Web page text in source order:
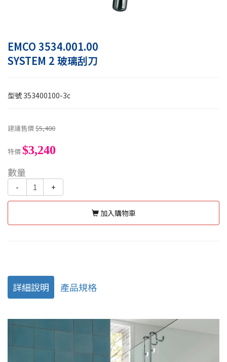
EMCO 3534.001.00
SYSTEM 2 玻璃刮刀
型號353400100-3c
建議售價$5,400
特價$3,240
數量
- +
加入購物車
詳細說明 產品規格